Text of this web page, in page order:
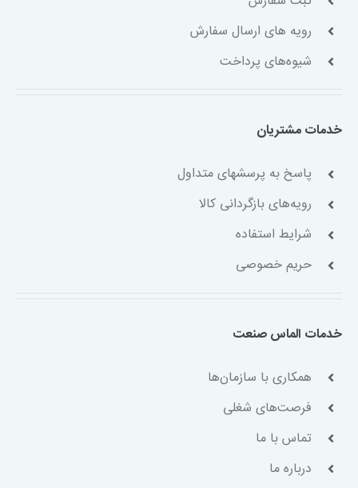
رویه های ارسال سفارش
شیوه‌های پرداخت
خدمات مشتریان
پاسخ به پرسشهای متداول
رویه‌های بازگردانی کالا
شرایط استفاده
حریم خصوصی
خدمات الماس صنعت
همکاری با سازمان‌ها
فرصت‌های شغلی
تماس با ما
درباره ما